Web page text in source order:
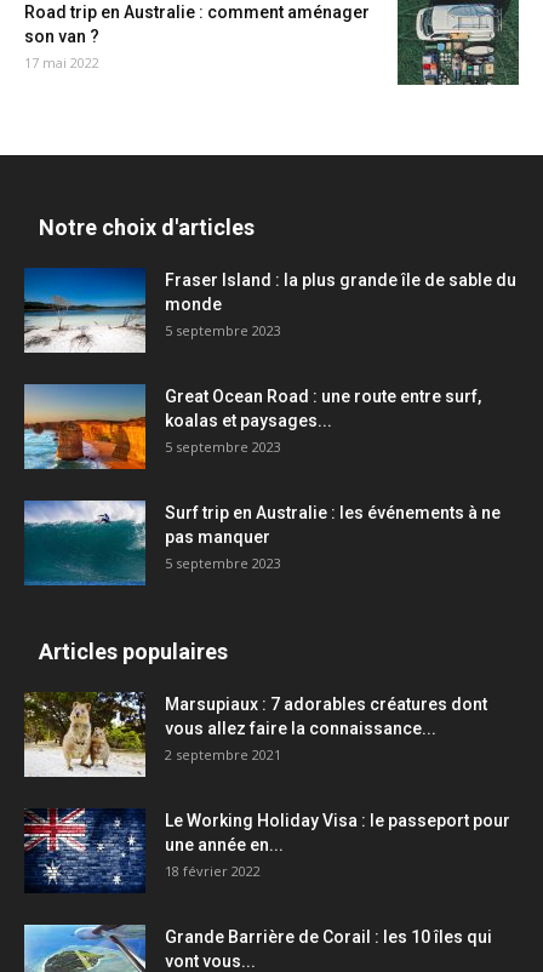
Road trip en Australie : comment aménager
son van ?
17 mai 2022
Notre choix d'articles
Fraser Island : la plus grande île de sable du
monde
5 septembre 2023
Great Ocean Road : une route entre surf,
koalas et paysages...
5 septembre 2023
Surf trip en Australie : les événements à ne
pas manquer
5 septembre 2023
Articles populaires
Marsupiaux : 7 adorables créatures dont
vous allez faire la connaissance...
2 septembre 2021
Le Working Holiday Visa : le passeport pour
une année en...
18 février 2022
Grande Barrière de Corail : les 10 îles qui
vont vous...